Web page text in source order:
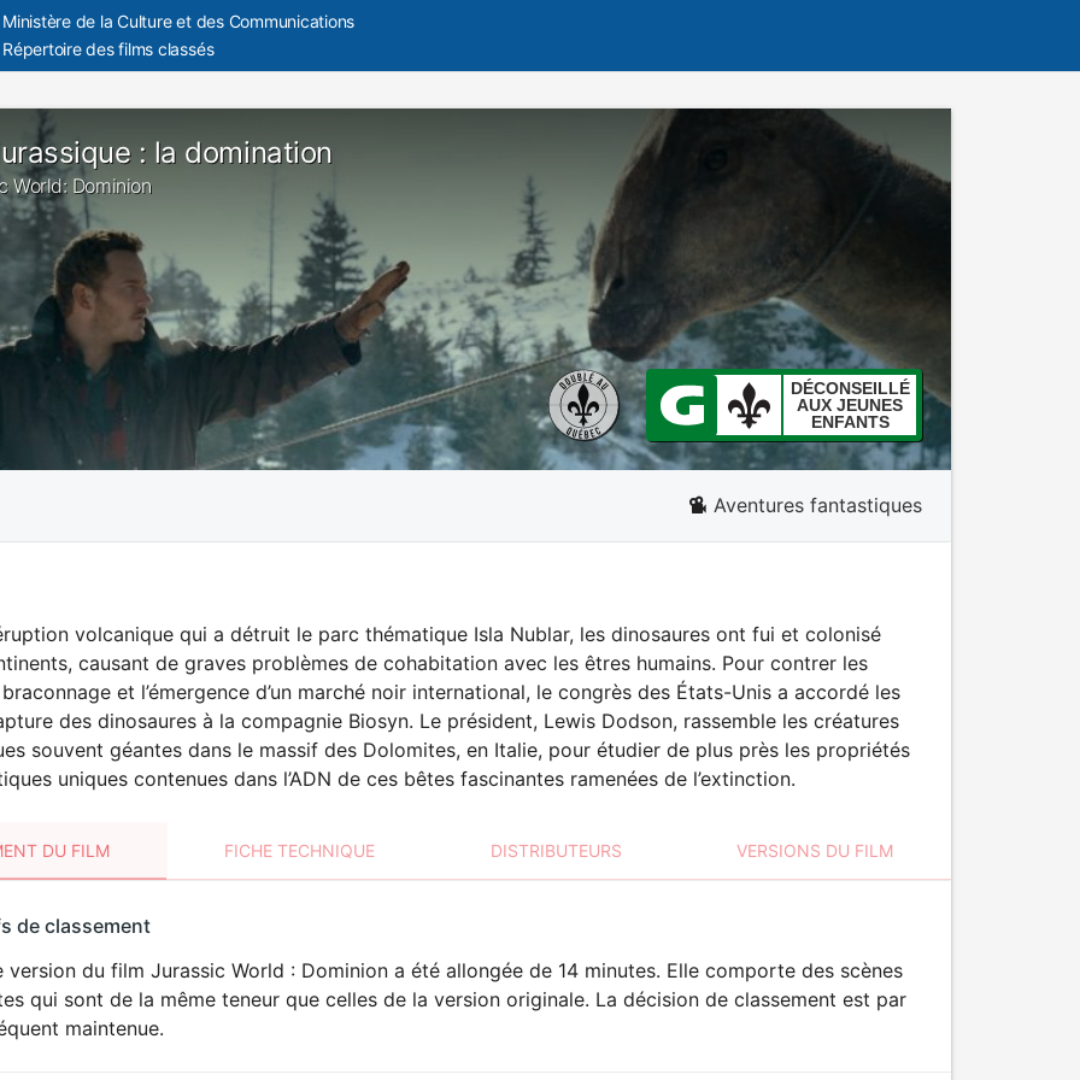
Ministère de la Culture et des Communications
Répertoire des films classés
: la domination
World: Dominion
DÉCONSEILLÉ
AUX JEUNES
ENFANTS
Aventures fantastiques
volcanique qui a détruit le parc thématique Isla Nublar, les dinosaures ont fui et colonisé
causant de graves problèmes de cohabitation avec les êtres humains. Pour contrer les
et l’émergence d’un marché noir international, le congrès des États-Unis a accordé les
des dinosaures à la compagnie Biosyn. Le président, Lewis Dodson, rassemble les créatures
souvent géantes dans le massif des Dolomites, en Italie, pour étudier de plus près les propriétés
uniques contenues dans l’ADN de ces bêtes fascinantes ramenées de l’extinction.
DU FILM FICHE TECHNIQUE DISTRIBUTEURS VERSIONS DU FILM
DÉCONSEILLÉ
AUX JEUNES
ENFANTS
de classement
version du film Jurassic World : Dominion a été allongée de 14 minutes. Elle comporte des scènes
qui sont de la même teneur que celles de la version originale. La décision de classement est par
maintenue.